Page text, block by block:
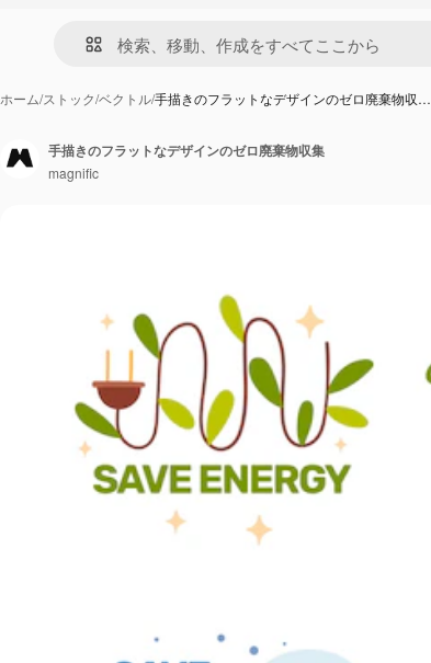
ホーム/ストック/ベクトル/手描きのフラットなデザインのゼロ廃棄物収…
手描きのフラットなデザインのゼロ廃棄物収集
magnific